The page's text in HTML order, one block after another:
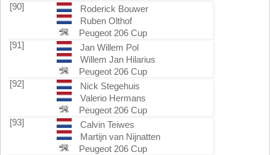
[90]
Roderick Bouwer
Ruben Olthof
Peugeot 206 Cup
[91]
Jan Willem Pol
Willem Jan Hilarius
Peugeot 206 Cup
[92]
Nick Stegehuis
Valerio Hermans
Peugeot 206 Cup
[93]
Calvin Teiwes
Martijn van Nijnatten
Peugeot 206 Cup